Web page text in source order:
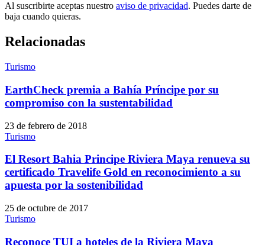
Al suscribirte aceptas nuestro aviso de privacidad. Puedes darte de
baja cuando quieras.
Relacionadas
Turismo
EarthCheck premia a Bahía Príncipe por su
compromiso con la sustentabilidad
23 de febrero de 2018
Turismo
El Resort Bahia Principe Riviera Maya renueva su
certificado Travelife Gold en reconocimiento a su
apuesta por la sostenibilidad
25 de octubre de 2017
Turismo
Reconoce TUI a hoteles de la Riviera Maya